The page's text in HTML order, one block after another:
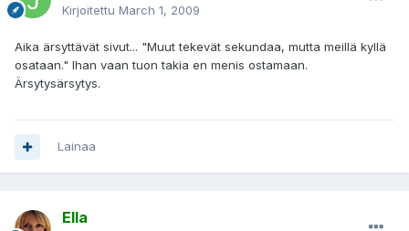
Kirjoitettu March 1, 2009
Aika ärsyttävät sivut... "Muut tekevät sekundaa, mutta meillä kyllä
osataan." Ihan vaan tuon takia en menis ostamaan.
Ärsytysärsytys.
Lainaa
Ella